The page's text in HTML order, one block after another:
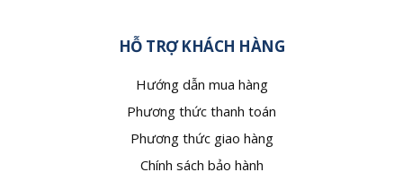
HỖ TRỢ KHÁCH HÀNG
Hướng dẫn mua hàng
Phương thức thanh toán
Phương thức giao hàng
Chính sách bảo hành